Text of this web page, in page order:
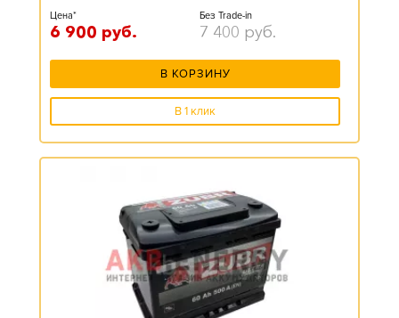
Цена*
6 900 руб.
Без Trade-in
7 400 руб.
В КОРЗИНУ
В 1 клик